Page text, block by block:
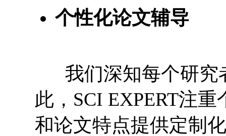
个性化论文辅导
我们深知每个研究
此，SCI EXPERT注
和论文特点提供定制